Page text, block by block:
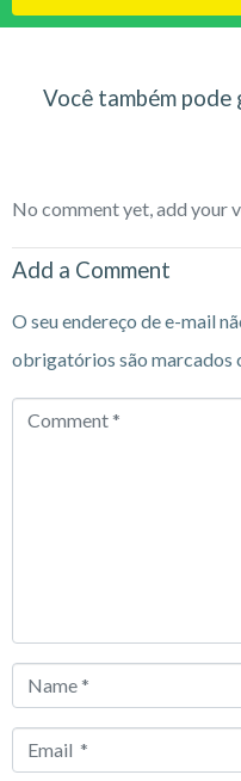
Você também
No comment yet, add your
Add a Comment
O seu endereço de e-mail
obrigatórios são marcados
Comment
Name
Email